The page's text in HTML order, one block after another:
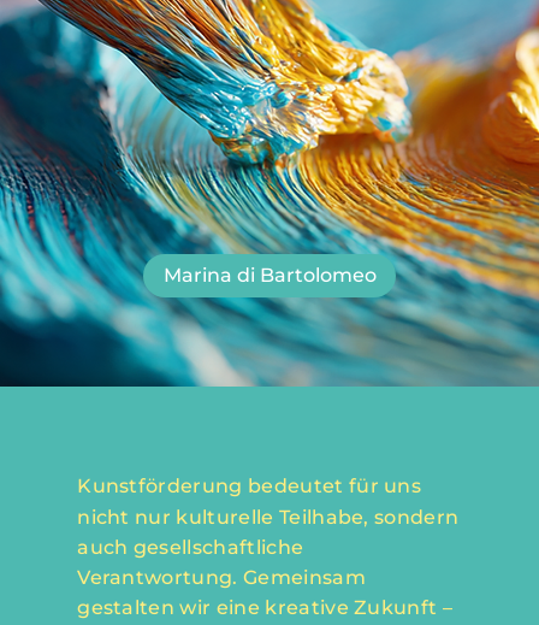
Marina di Bartolomeo
Kunstförderung bedeutet für uns
nicht nur kulturelle Teilhabe, sondern
auch gesellschaftliche
Verantwortung. Gemeinsam
gestalten wir eine kreative Zukunft –